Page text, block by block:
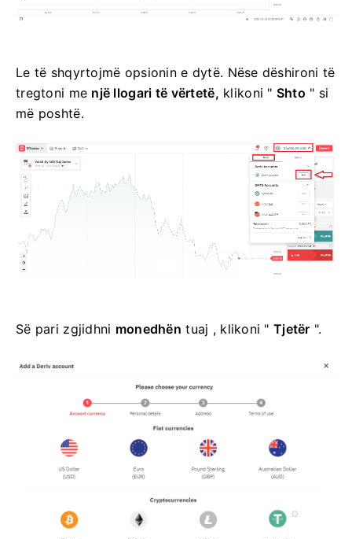
Le të shqyrtojmë opsionin e dytë. Nëse dëshironi të
tregtoni me një llogari të vërtetë, klikoni " Shto " si
më poshtë.
Së pari zgjidhni monedhën tuaj , klikoni "Tjetër ".